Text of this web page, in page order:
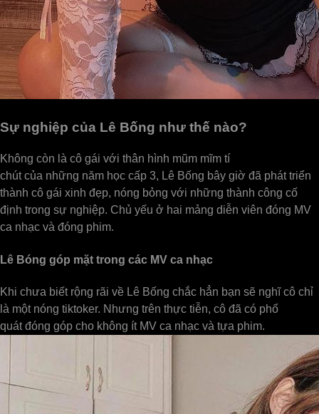
Sự nghiệp của Lê Bống như thế nào?
Không còn là cô gái với thân hình mũm mĩm tí
chút của những năm học cấp 3, Lê Bống bây giờ đã phát triển
thành cô gái xinh đẹp, nóng bỏng với những thành công cố
định trong sự nghiệp. Chủ yếu ở hai mảng diễn viên đóng MV
ca nhạc và đóng phim.
Lê Bóng góp mặt trong các MV ca nhạc
Khi chưa biết rộng rãi về Lê Bống chắc hẳn bạn sẽ nghĩ cô chỉ
là một nóng tiktoker. Nhưng trên thực tiễn, cô đã có phổ
quát đóng góp cho không ít MV ca nhạc và tựa phim.